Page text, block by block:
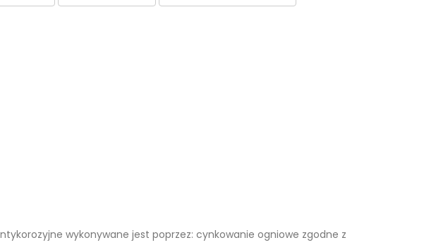
wykonywane jest poprzez: cynkowanie ogniowe zgodne z